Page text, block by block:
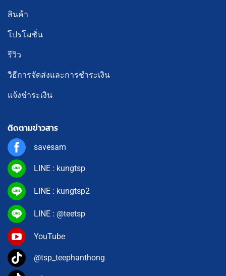
สินค้า
โปรโมชั่น
รีวิว
วิธีการจัดส่งและการชำระเงิน
แจ้งชำระเงิน
ติดตามข่าวสาร
savesam
LINE : kungtsp
LINE : kungtsp2
LINE : @teetsp
YouTube
@tsp_teephanthong